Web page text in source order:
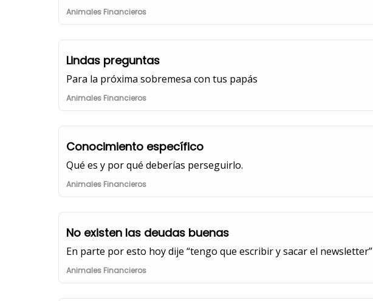
Animales Financieros
Lindas preguntas
Para la próxima sobremesa con tus papás
Animales Financieros
Conocimiento específico
Qué es y por qué deberías perseguirlo.
Animales Financieros
No existen las deudas buenas
En parte por esto hoy dije “tengo que escribir y sacar el newsletter”
Animales Financieros